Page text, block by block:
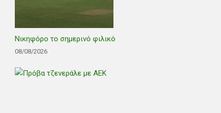
Νικηφόρο το σημερινό φιλικό
08/08/2026